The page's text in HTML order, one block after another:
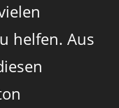
helfen. Aus